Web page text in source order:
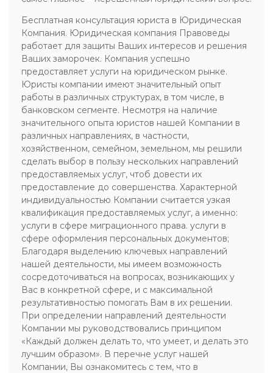
Бесплатная консультация юриста в Юридическая
Компания. Юридическая компания Правоведы
работает для защиты Ваших интересов и решения
Ваших заморочек. Компания успешно
предоставляет услуги на юридическом рынке.
Юристы компании имеют значительный опыт
работы в различных структурах, в том числе, в
банковском сегменте. Несмотря на наличие
значительного опыта юристов нашей Компании в
различных направлениях, в частности,
хозяйственном, семейном, земельном, мы решили
сделать выбор в пользу нескольких направлений
предоставляемых услуг, чтоб довести их
предоставление до совершенства. Характерной
индивидуальностью Компании считается узкая
квалификация предоставляемых услуг, а именно:
услуги в сфере миграционного права. услуги в
сфере оформления персональных документов;
Благодаря выделению ключевых направлений
нашей деятельности, мы имеем возможность
сосредоточиваться на вопросах, возникающих у
Вас в конкретной сфере, и с максимальной
результативностью помогать Вам в их решении.
При определении направлений деятельности
Компании мы руководствовались принципом
«Каждый должен делать то, что умеет, и делать это
лучшим образом». В перечне услуг нашей
Компании, Вы ознакомитесь с тем, что в